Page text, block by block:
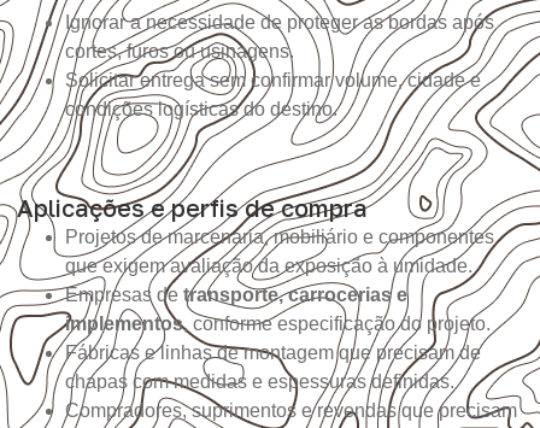
Ignorar a necessidade de proteger as bordas após
cortes, furos ou usinagens.
Solicitar entrega sem confirmar volume, cidade e
condições logísticas do destino.
Aplicações e perfis de compra
Projetos de marcenaria, mobiliário e componentes
que exigem avaliação da exposição à umidade.
Empresas de transporte, carrocerias e
implementos, conforme especificação do projeto.
Fábricas e linhas de montagem que precisam de
chapas com medidas e espessuras definidas.
Compradores, suprimentos e revendas que precisam